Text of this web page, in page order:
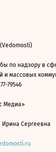
по надзору в
и массовых
79546
Медиа»
Ирина Сергеевна